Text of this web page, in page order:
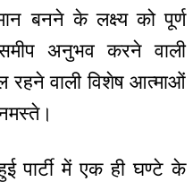
बनने के लक्ष्य को पूर्ण
अनुभव करने वाली
वाली विशेष आत्माओं
में एक ही घण्टे के